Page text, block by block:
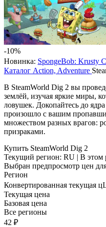
-10%
Новинка: SpongeBob: Krusty
Каталог Action, Adventure
В SteamWorld Dig 2 вы
землёй, изучая яркие миры,
ловушек. Докопайтесь до
произошло с вашим
множеством разных врагов:
призраками.
Купить SteamWorld Dig 2
Текущий регион: RU | В этом
Выбран предпросмотр цен
Регион
Конвертированная текущая ц
Текущая цена
Базовая цена
Все регионы
42 ₽